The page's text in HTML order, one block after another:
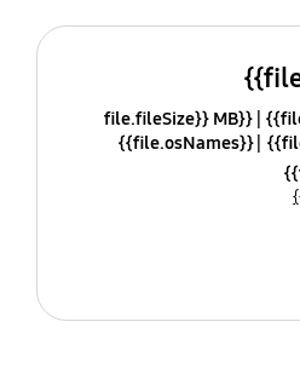
{{file.fileSize}} MB
{{file.osNames}}